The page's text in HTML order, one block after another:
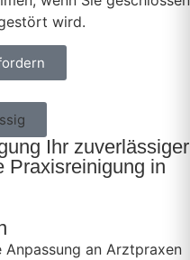
wird.
Ihr zuverlässiger
Praxisreinigung in
an Arztpraxen